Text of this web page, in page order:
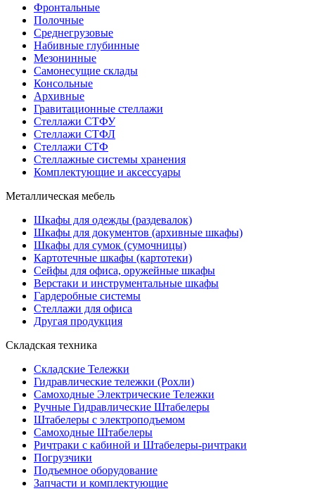
Фронтальные
Полочные
Среднегрузовые
Набивные глубинные
Мезонинные
Самонесущие склады
Консольные
Архивные
Гравитационные стеллажи
Стеллажи СТФУ
Стеллажи СТФЛ
Стеллажи СТФ
Стеллажные системы хранения
Комплектующие и аксессуары
Металлическая мебель
Шкафы для одежды (раздевалок)
Шкафы для документов (архивные шкафы)
Шкафы для сумок (сумочницы)
Картотечные шкафы (картотеки)
Сейфы для офиса, оружейные шкафы
Верстаки и инструментальные шкафы
Гардеробные системы
Стеллажи для офиса
Другая продукция
Складская техника
Складские Тележки
Гидравлические тележки (Рохли)
Самоходные Электрические Тележки
Ручные Гидравлические Штабелеры
Штабелеры с электроподъемом
Самоходные Штабелеры
Ричтраки с кабиной и Штабелеры-ричтраки
Погрузчики
Подъемное оборудование
Запчасти и комплектующие